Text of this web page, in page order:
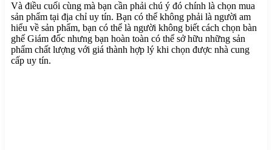
Và điều cuối cùng mà bạn cần phải chú ý đó chính là chọn mua
sản phẩm tại địa chỉ uy tín. Bạn có thể không phải là người am
hiểu về sản phẩm, bạn có thể là người không biết cách chọn bàn
ghế Giám đốc nhưng bạn hoàn toàn có thể sở hữu những sản
phẩm chất lượng với giá thành hợp lý khi chọn được nhà cung
cấp uy tín.